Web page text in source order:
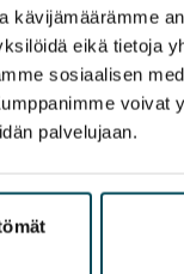
kävijämäärämme
eikä tietoja
sosiaalisen
voivat
palvelujaan.
vuokraan
itse
50 M